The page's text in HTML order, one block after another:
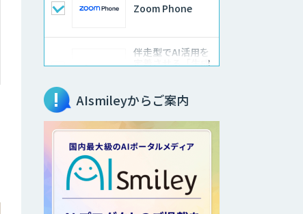
Zoom Phone
伴走型でAI活用を
定着させる「生成
AIガイドライン策
定コンサルティン
グ
属人化からの脱却
へ「RAG構築サー
ビス」
AIsmileyからご案内